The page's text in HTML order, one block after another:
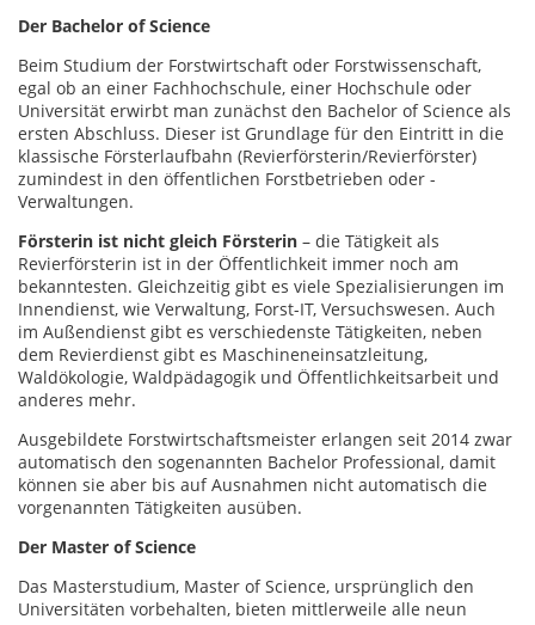
Der Bachelor of Science
Beim Studium der Forstwirtschaft oder Forstwissenschaft,
egal ob an einer Fachhochschule, einer Hochschule oder
Universität erwirbt man zunächst den Bachelor of Science als
ersten Abschluss. Dieser ist Grundlage für den Eintritt in die
klassische Försterlaufbahn (Revierförsterin/Revierförster)
zumindest in den öffentlichen Forstbetrieben oder -
Verwaltungen.
Försterin ist nicht gleich Försterin – die Tätigkeit als
Revierförsterin ist in der Öffentlichkeit immer noch am
bekanntesten. Gleichzeitig gibt es viele Spezialisierungen im
Innendienst, wie Verwaltung, Forst-IT, Versuchswesen. Auch
im Außendienst gibt es verschiedenste Tätigkeiten, neben
dem Revierdienst gibt es Maschineneinsatzleitung,
Waldökologie, Waldpädagogik und Öffentlichkeitsarbeit und
anderes mehr.
Ausgebildete Forstwirtschaftsmeister erlangen seit 2014 zwar
automatisch den sogenannten Bachelor Professional, damit
können sie aber bis auf Ausnahmen nicht automatisch die
vorgenannten Tätigkeiten ausüben.
Der Master of Science
Das Masterstudium, Master of Science, ursprünglich den
Universitäten vorbehalten, bieten mittlerweile alle neun